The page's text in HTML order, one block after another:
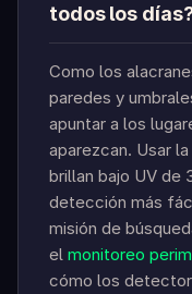
todos los
Como los
paredes y
apuntar a los
aparezcan. Usar
brillan bajo UV de
detección más
misión de
el monitoreo
cómo los